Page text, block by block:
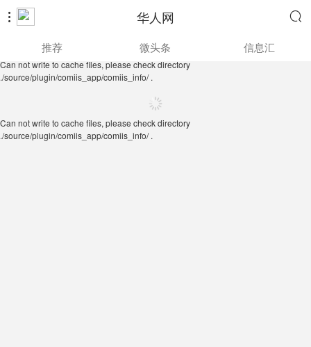
 华人网 
./source/plugin/comiis_app/comiis_info/ .
推荐 微头条 信息汇
Can not write to cache files, please check directory
./source/plugin/comiis_app/comiis_info/ .
Can not write to cache files, please check directory
./source/plugin/comiis_app/comiis_info/ .